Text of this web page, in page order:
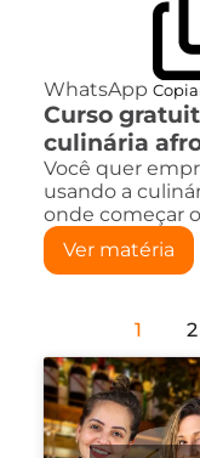
WhatsApp
Curso
culinária
Você quer
usando a
onde começar
Ver matéria
1 2